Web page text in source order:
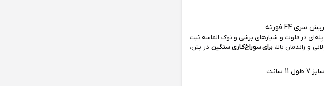
این سرمته‌ چکشی SDS-PLUS F4 FORTE با ویژگی انحصاری 4 پله‌ای در فلوت و شیار‌های برشی و نوک الماسه ثبت
برای سوراخ‌کاری سنگین در بتن،